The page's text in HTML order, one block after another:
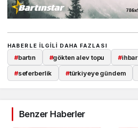
HABERLE ILGILI DAHA FAZLASI
#bartın #gökten alev topu #ihbar
#seferberlik #türkiyeye gündem
Benzer Haberler